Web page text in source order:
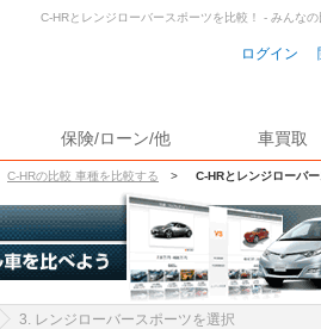
ログイン
保険/ローン/他 車買取
C-HRの比較 車種を比較する > C-HRとレンジローバ
C-HRとレンジローバースポーツを比較！ - みんな
3. レンジローバースポーツを選択